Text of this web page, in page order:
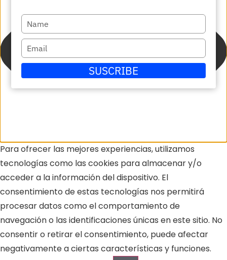
Para ofrecer las mejores experiencias, utilizamos
tecnologías como las cookies para almacenar y/o
acceder a la información del dispositivo. El
consentimiento de estas tecnologías nos permitirá
procesar datos como el comportamiento de
navegación o las identificaciones únicas en este sitio. No
consentir o retirar el consentimiento, puede afectar
negativamente a ciertas características y funciones.
Escriba
su
nombre
Escriba
su
correo
electrónico
SUSCRIBE